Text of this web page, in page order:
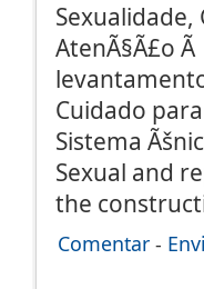
Sexualidade,
AtenÃ§Ã£o
Cuidado
Sistema
Sexual and
the
Comentar -